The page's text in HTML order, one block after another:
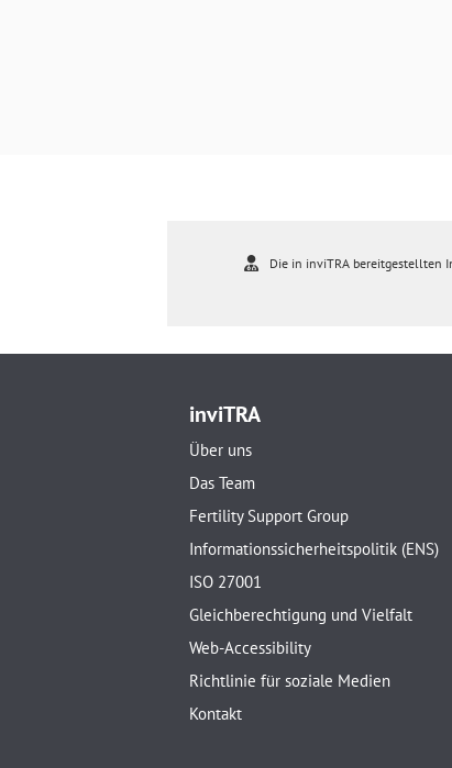
Die in inviTRA bereitgestellten
inviTRA
Über uns
Das Team
Fertility Support Group
Informationssicherheitspolitik (ENS)
ISO 27001
Gleichberechtigung und Vielfalt
Web-Accessibility
Richtlinie für soziale Medien
Kontakt